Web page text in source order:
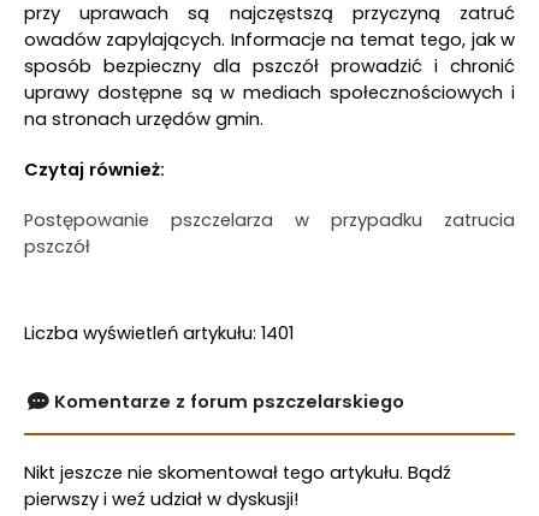
przy uprawach są najczęstszą przyczyną zatruć
owadów zapylających. Informacje na temat tego, jak w
sposób bezpieczny dla pszczół prowadzić i chronić
uprawy dostępne są w mediach społecznościowych i
na stronach urzędów gmin.
Czytaj również:
Postępowanie pszczelarza w przypadku zatrucia
pszczół
Liczba wyświetleń artykułu: 1401
Komentarze z forum pszczelarskiego
Nikt jeszcze nie skomentował tego artykułu. Bądź
pierwszy i weź udział w dyskusji!